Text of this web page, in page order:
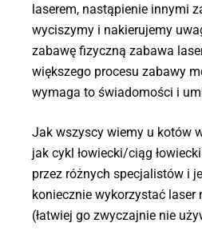
laserem, nastąpienie innymi
wyciszymy i nakierujemy
zabawę fizyczną zabawa
większego procesu zabawy
wymaga to świadomości i
Jak wszyscy wiemy u kotów
jak cykl łowiecki/ciąg
przez różnych specjalistów i
koniecznie wykorzystać laser
(łatwiej go zwyczajnie nie